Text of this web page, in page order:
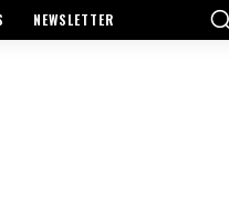
NEWSLETTER